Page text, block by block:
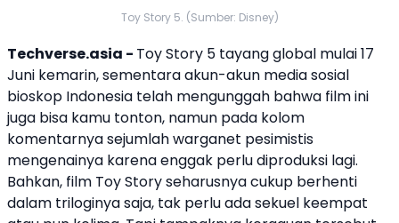
Toy Story 5. (Sumber: Disney)
Techverse.asia - Toy Story 5 tayang global mulai 17
Juni kemarin, sementara akun-akun media sosial
bioskop Indonesia telah mengunggah bahwa film ini
juga bisa kamu tonton, namun pada kolom
komentarnya sejumlah warganet pesimistis
mengenainya karena enggak perlu diproduksi lagi.
Bahkan, film Toy Story seharusnya cukup berhenti
dalam triloginya saja, tak perlu ada sekuel keempat